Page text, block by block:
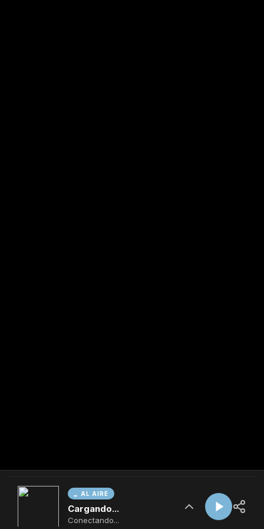
AL AIRE
Cargando...
Conectando...